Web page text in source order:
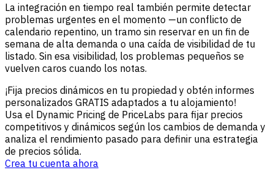
La integración en tiempo real también permite detectar
problemas urgentes en el momento —un conflicto de
calendario repentino, un tramo sin reservar en un fin de
semana de alta demanda o una caída de visibilidad de tu
listado. Sin esa visibilidad, los problemas pequeños se
vuelven caros cuando los notas.
¡Fija precios dinámicos en tu propiedad y obtén informes
personalizados GRATIS adaptados a tu alojamiento!
Usa el Dynamic Pricing de PriceLabs para fijar precios
competitivos y dinámicos según los cambios de demanda y
analiza el rendimiento pasado para definir una estrategia
de precios sólida.
Crea tu cuenta ahora